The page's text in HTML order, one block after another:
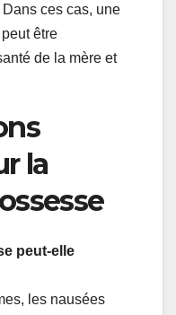
ces cas, une
être
de la mère et
la
peut-elle
les nausées